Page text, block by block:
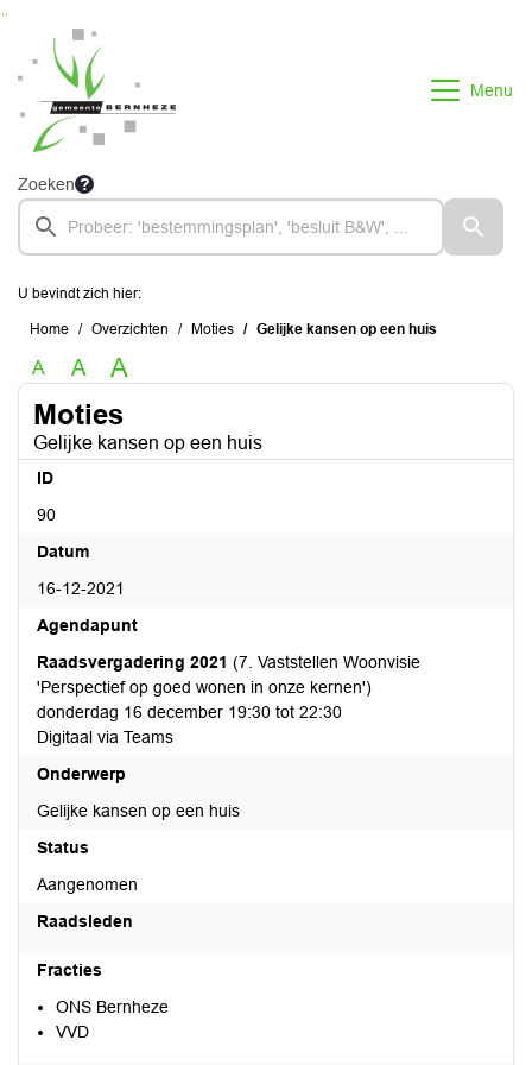
Ga naar de inhoud van deze pagina
Ga naar het zoeken
Ga naar het menu
Menu
Zoeken
U bevindt zich hier:
Home Overzichten Moties Gelijke kansen op een huis
A A A
Moties
Gelijke kansen op een huis
ID
90
Datum
16-12-2021
Agendapunt
Raadsvergadering 2021 (7. Vaststellen Woonvisie
'Perspectief op goed wonen in onze kernen')
donderdag 16 december 19:30 tot 22:30
Digitaal via Teams
Onderwerp
Gelijke kansen op een huis
Status
Aangenomen
Raadsleden
Fracties
ONS Bernheze
VVD